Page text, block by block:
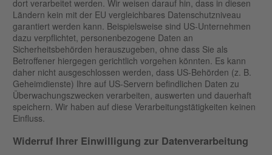
dort verarbeitet werden. Wir weisen darauf hin, dass in diesen
Ländern kein mit der EU vergleichbares Datenschutzniveau
garantiert werden kann. Beispielsweise sind US-Unternehmen
dazu verpflichtet, personenbezogene Daten an
Sicherheitsbehörden herauszugeben, ohne dass Sie als
Betroffener hiergegen gerichtlich vorgehen könnten. Es kann
daher nicht ausgeschlossen werden, dass US-Behörden (z. B.
Geheimdienste) Ihre auf US-Servern befindlichen Daten zu
Überwachungszwecken verarbeiten, auswerten und dauerhaft
speichern. Wir haben auf diese Verarbeitungstätigkeiten keinen
Einfluss.
Widerruf Ihrer Einwilligung zur Datenverarbeitung